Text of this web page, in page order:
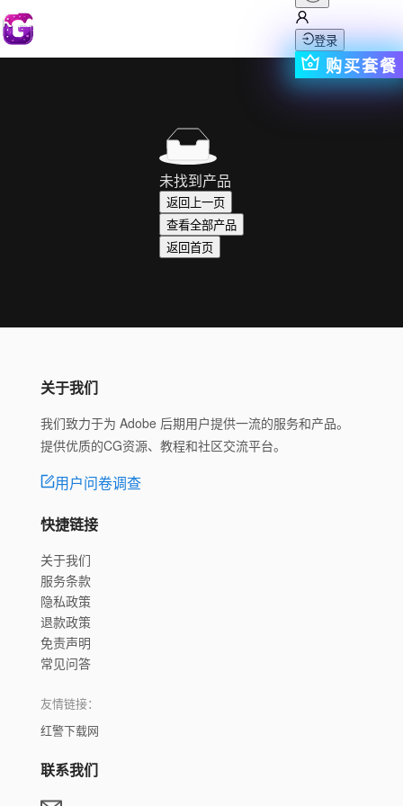
登录
购买套餐
未找到产品
返回上一页
查看全部产品
返回首页
关于我们
我们致力于为 Adobe 后期用户提供一流的服务和产品。
提供优质的CG资源、教程和社区交流平台。
用户问卷调查
快捷链接
关于我们
服务条款
隐私政策
退款政策
免责声明
常见问答
友情链接：
红警下载网
联系我们